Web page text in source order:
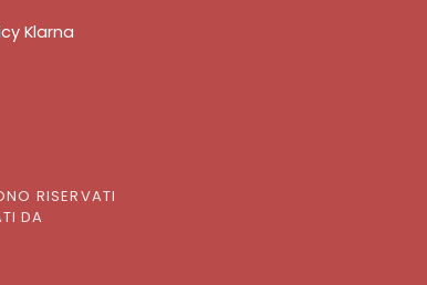
Klarna
RISERVATI
DA